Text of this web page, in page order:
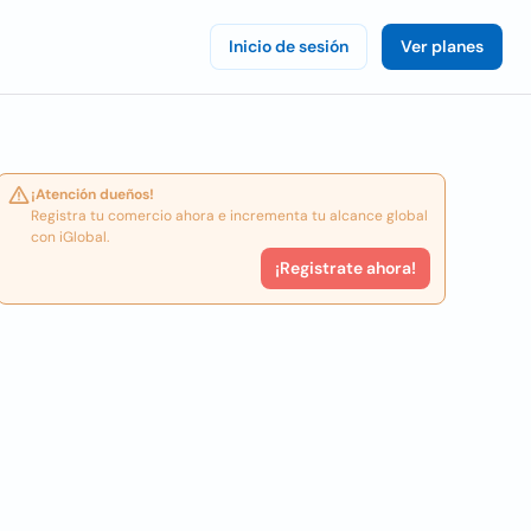
Inicio de sesión Ver planes
¡Atención dueños!
Registra tu comercio ahora e incrementa tu alcance global
con iGlobal.
¡Registrate ahora!